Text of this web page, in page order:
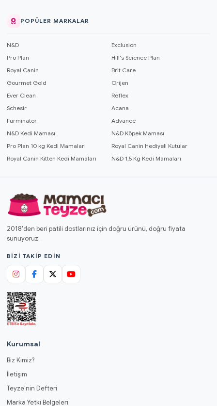
POPÜLER MARKALAR
N&D
Exclusion
Pro Plan
Hill's Science Plan
Royal Canin
Brit Care
Gourmet Gold
Orijen
Ever Clean
Reflex
Schesir
Acana
Furminator
Advance
N&D Kedi Maması
N&D Köpek Maması
Pro Plan 10 kg Kedi Mamaları
Royal Canin Hediyeli Kutular
Royal Canin Kitten Kedi Mamaları
N&D 1,5 Kg Kedi Mamaları
2018'den beri patili dostlarınız için doğru ürünü, doğru fiyata
sunuyoruz.
BIZI TAKIP EDIN
Kurumsal
Biz Kimiz?
İletişim
Teyze'nin Defteri
Marka Yetki Belgeleri